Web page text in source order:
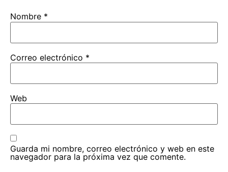
Nombre *
Correo electrónico *
Web
Guarda mi nombre, correo electrónico y web en este
navegador para la próxima vez que comente.